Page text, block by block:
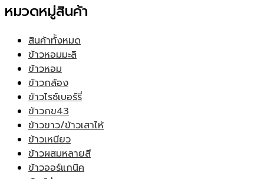
หมวดหมู่สินค้า
สินค้าทั้งหมด
ข้าวหอมมะลิ
ข้าวหอม
ข้าวกล้อง
ข้าวไรซ์เบอร์รี่
ข้าวกข43
ข้าวขาว/ข้าวเสาไห้
ข้าวเหนียว
ข้าวผสมหลายสี
ข้าวออร์แกนิค